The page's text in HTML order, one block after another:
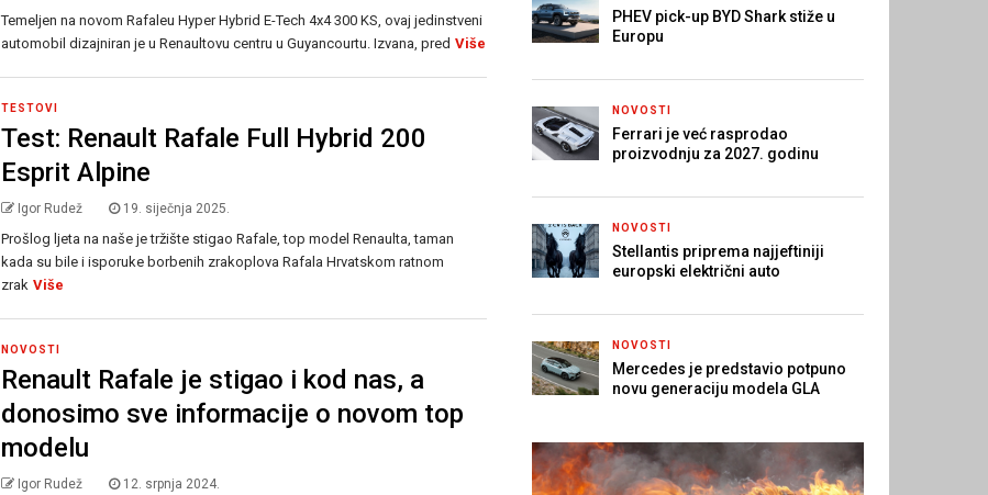
Temeljen na novom Rafaleu Hyper Hybrid E-Tech 4x4 300 KS, ovaj jedinstveni
automobil dizajniran je u Renaultovu centru u Guyancourtu. Izvana, pred Više
TESTOVI
Test: Renault Rafale Full Hybrid 200
Esprit Alpine
Igor Rudež 19. siječnja 2025.
Prošlog ljeta na naše je tržište stigao Rafale, top model Renaulta, taman
kada su bile i isporuke borbenih zrakoplova Rafala Hrvatskom ratnom
zrak Više
NOVOSTI
Renault Rafale je stigao i kod nas, a
donosimo sve informacije o novom top
modelu
Igor Rudež 12. srpnja 2024.
PHEV pick-up BYD Shark stiže u
Europu
NOVOSTI
Ferrari je već rasprodao
proizvodnju za 2027. godinu
NOVOSTI
Stellantis priprema najjeftiniji
europski električni auto
NOVOSTI
Mercedes je predstavio potpuno
novu generaciju modela GLA